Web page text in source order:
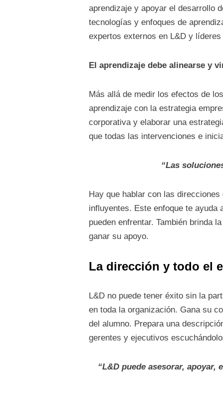
aprendizaje y apoyar el desarrollo
tecnologías y enfoques de
expertos externos en L&D y
El aprendizaje debe alinearse y
Más allá de medir los efectos de
aprendizaje con la estrategia
corporativa y elaborar una
que todas las intervenciones e
“Las
Hay que hablar con las
influyentes. Este enfoque te ayuda
pueden enfrentar. También brinda
ganar su apoyo.
La dirección y todo el
L&D no puede tener éxito sin la
en toda la organización. Gana su
del alumno. Prepara una
gerentes y ejecutivos
“L&D puede asesorar, apoyar,